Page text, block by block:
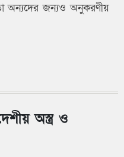
অন্যদের জন্যও অনুকরণীয়
অস্ত্র ও